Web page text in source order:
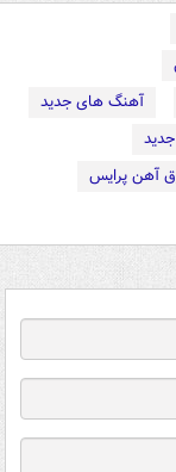
آهنگ های جدید
آهن پرایس